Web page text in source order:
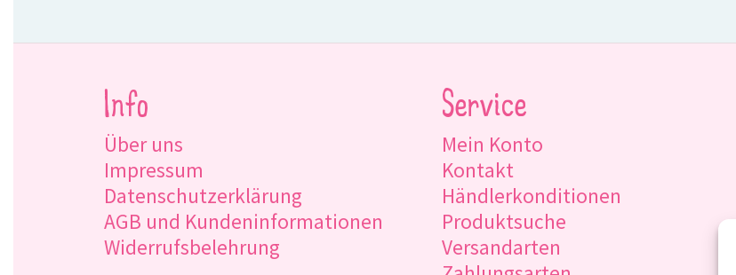
Info
Über uns
Impressum
Datenschutzerklärung
AGB und Kundeninformationen
Widerrufsbelehrung
Service
Mein Konto
Kontakt
Händlerkonditionen
Produktsuche
Versandarten